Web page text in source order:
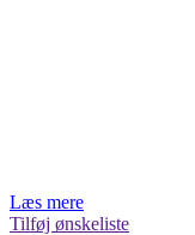
Læs mere
Tilføj ønskeliste